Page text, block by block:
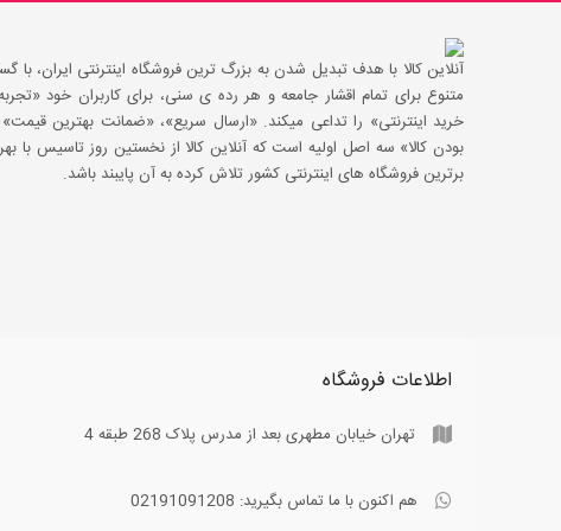
آنلاین کالا با هدف تبدیل شدن به بزرگ ترین فروشگاه اینترنتی ایران، با
متنوع برای تمام اقشار جامعه و هر رده ی سنی، برای کاربران خود
خرید اینترنتی» را تداعی میکند. «ارسال سریع»، «ضمانت بهترین
بودن کالا» سه اصل اولیه است که آنلاین کالا از نخستین روز تاسیس با
برترین فروشگاه های اینترنتی کشور تلاش کرده به آن پایبند باشد.
اطلاعات فروشگاه
تهران خیابان مطهری بعد از مدرس پلاک 268 طبقه 4
هم اکنون با ما تماس بگیرید: 02191091208